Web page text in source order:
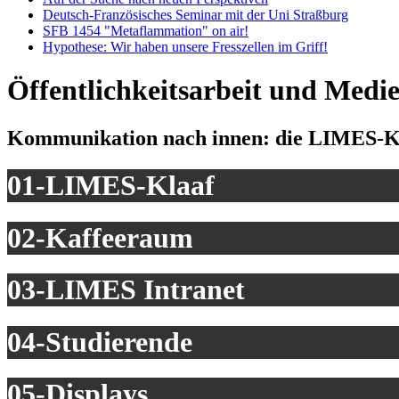
Deutsch-Französisches Seminar mit der Uni Straßburg
SFB 1454 "Metaflammation" on air!
Hypothese: Wir haben unsere Fresszellen im Griff!
Öffentlichkeitsarbeit und
Kommunikation nach innen: die LIMES-
01-LIMES-Klaaf
02-Kaffeeraum
03-LIMES Intranet
04-Studierende